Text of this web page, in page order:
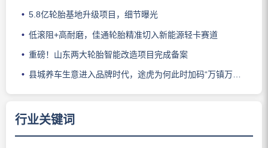
5.8亿轮胎基地升级项目，细节曝光
低滚阻+高耐磨，佳通轮胎精准切入新能源轻卡赛道
重磅！山东两大轮胎智能改造项目完成备案
县城养车生意进入品牌时代，途虎为何此时加码“万镇万店”？
行业关键词